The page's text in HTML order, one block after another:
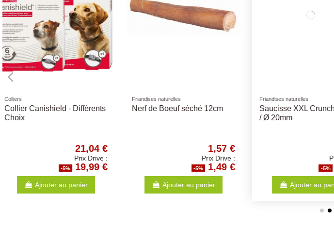
Friandises naturelles
Saucisse XXL Crunchy 56cm
/ Ø 20mm
3,14 €
Prix Drive :
-5% 2,98 €
Ajouter au panier
Pots
pot empilable roma
4,36 €
Prix Drive :
-5% 4,14 €
Ajouter au panier
Friandises naturelles
Peau de
100Gr
Ajouter